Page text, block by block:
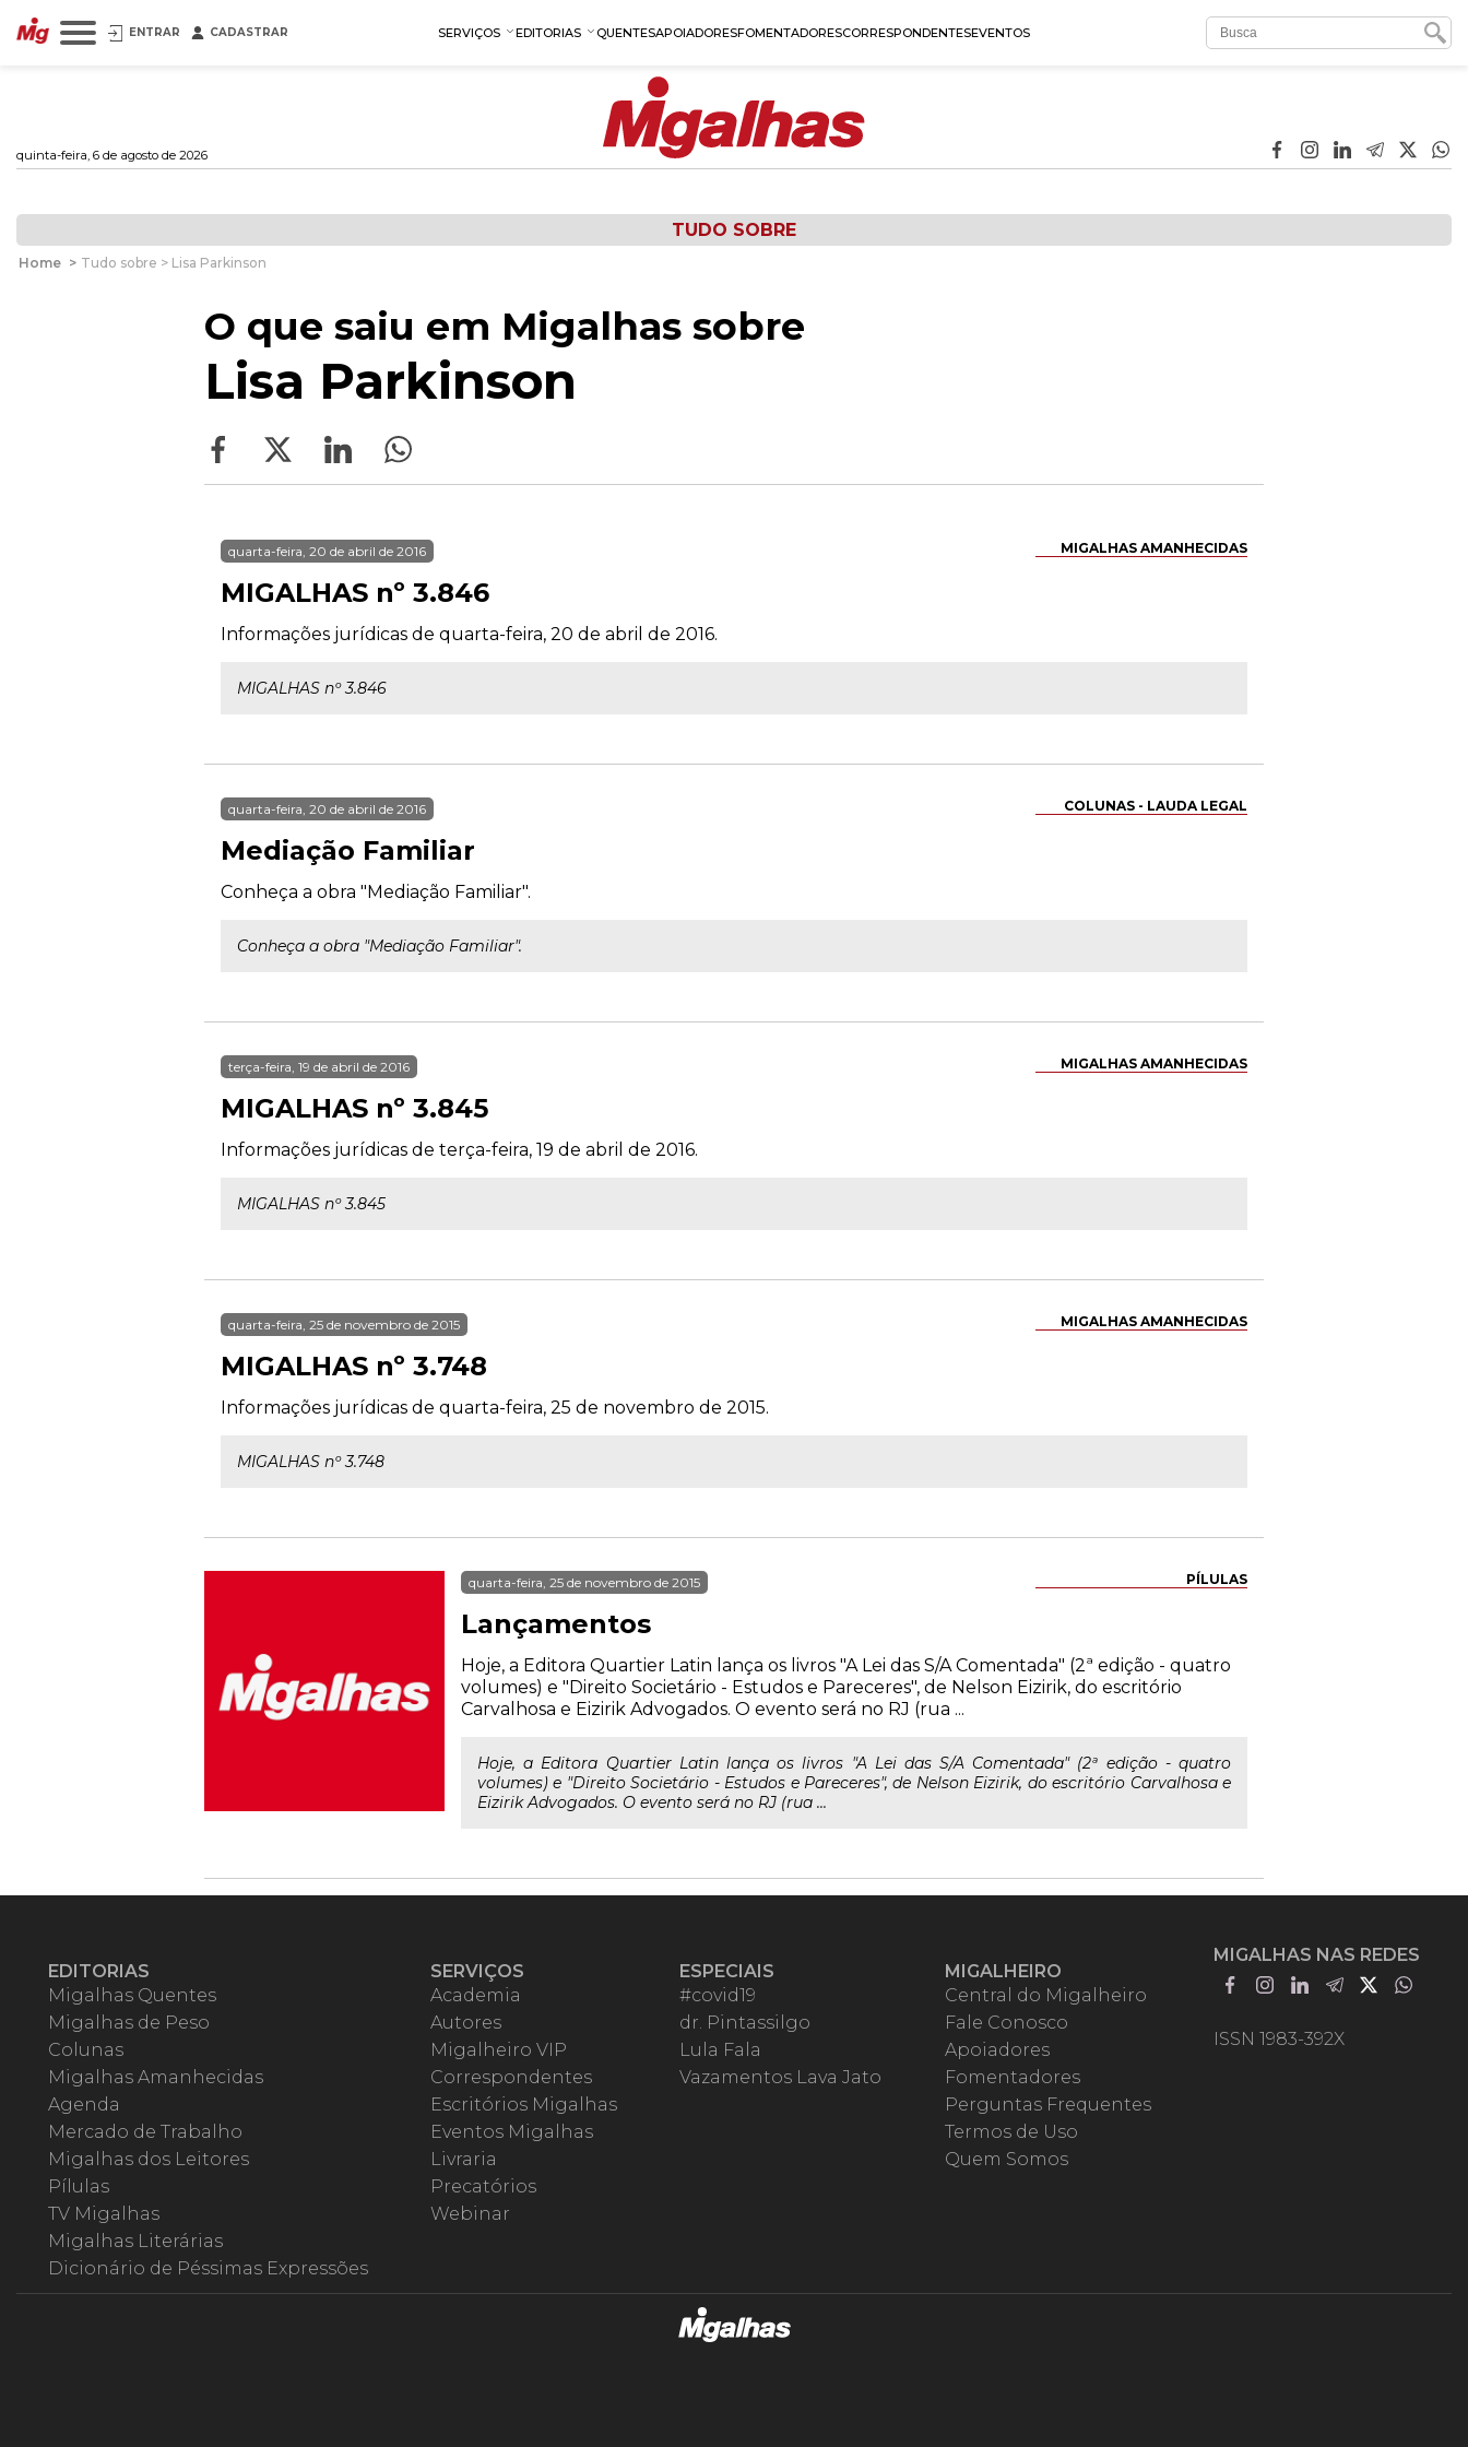
ENTRAR CADASTRAR SERVIÇOS EDITORIAS QUENTESAPOIADORESFOMENTADORESCORRESPONDENTESEVENTOS
quinta-feira, 6 de agosto de 2026
TUDO SOBRE
Home > Tudo sobre > Lisa Parkinson
O que saiu em Migalhas sobre
Lisa Parkinson
MIGALHAS AMANHECIDAS
quarta-feira, 20 de abril de 2016
MIGALHAS nº 3.846
Informações jurídicas de quarta-feira, 20 de abril de 2016.
MIGALHAS nº 3.846
COLUNAS - LAUDA LEGAL
quarta-feira, 20 de abril de 2016
Mediação Familiar
Conheça a obra "Mediação Familiar".
Conheça a obra "Mediação Familiar".
MIGALHAS AMANHECIDAS
terça-feira, 19 de abril de 2016
MIGALHAS nº 3.845
Informações jurídicas de terça-feira, 19 de abril de 2016.
MIGALHAS nº 3.845
MIGALHAS AMANHECIDAS
quarta-feira, 25 de novembro de 2015
MIGALHAS nº 3.748
Informações jurídicas de quarta-feira, 25 de novembro de 2015.
MIGALHAS nº 3.748
PÍLULAS
quarta-feira, 25 de novembro de 2015
Lançamentos
Hoje, a Editora Quartier Latin lança os livros "A Lei das S/A Comentada" (2ª edição - quatro
volumes) e "Direito Societário - Estudos e Pareceres", de Nelson Eizirik, do escritório
Carvalhosa e Eizirik Advogados. O evento será no RJ (rua ...
Hoje, a Editora Quartier Latin lança os livros "A Lei das S/A Comentada" (2ª edição - quatro
volumes) e "Direito Societário - Estudos e Pareceres", de Nelson Eizirik, do escritório Carvalhosa e
Eizirik Advogados. O evento será no RJ (rua ...
EDITORIAS
Migalhas Quentes
Migalhas de Peso
Colunas
Migalhas Amanhecidas
Agenda
Mercado de Trabalho
Migalhas dos Leitores
Pílulas
TV Migalhas
Migalhas Literárias
Dicionário de Péssimas Expressões
SERVIÇOS
Academia
Autores
Migalheiro VIP
Correspondentes
Escritórios Migalhas
Eventos Migalhas
Livraria
Precatórios
Webinar
ESPECIAIS
#covid19
dr. Pintassilgo
Lula Fala
Vazamentos Lava Jato
MIGALHEIRO
Central do Migalheiro
Fale Conosco
Apoiadores
Fomentadores
Perguntas Frequentes
Termos de Uso
Quem Somos
MIGALHAS NAS REDES
ISSN 1983-392X